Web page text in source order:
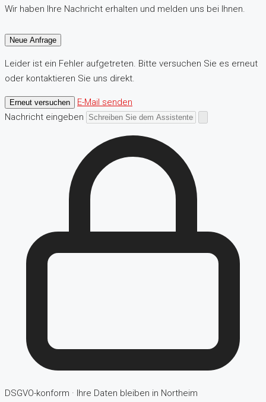
Wir haben Ihre Nachricht erhalten und melden uns bei Ihnen.
Neue Anfrage
Leider ist ein Fehler aufgetreten. Bitte versuchen Sie es erneut
oder kontaktieren Sie uns direkt.
Erneut versuchen
E-Mail senden
Nachricht eingeben
DSGVO-konform · Ihre Daten bleiben in Northeim